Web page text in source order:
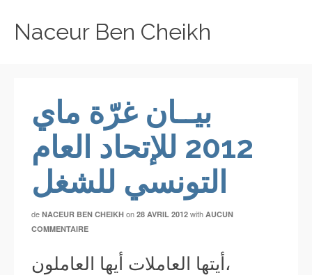
Naceur Ben Cheikh
بيــان غرّة ماي
2012 للإتحاد العام
التونسي للشغل
de NACEUR BEN CHEIKH on 28 AVRIL 2012 with AUCUN
COMMENTAIRE
أيتها العاملات أيها العاملون،